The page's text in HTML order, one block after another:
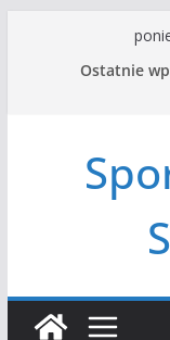
Ostatnie